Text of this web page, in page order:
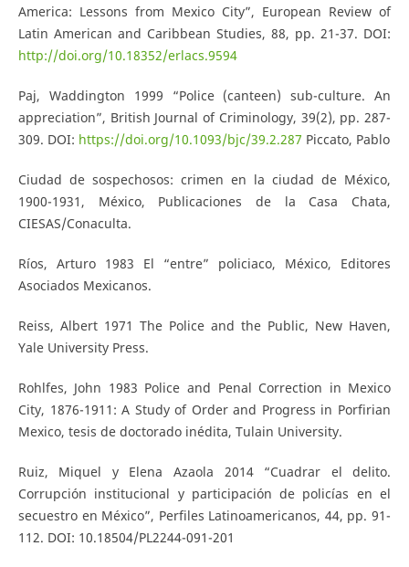
America: Lessons from Mexico City”, European Review of
Latin American and Caribbean Studies, 88, pp. 21-37. DOI:
http://doi.org/10.18352/erlacs.9594
Paj, Waddington 1999 “Police (canteen) sub-culture. An
appreciation”, British Journal of Criminology, 39(2), pp. 287-
309. DOI: https://doi.org/10.1093/bjc/39.2.287 Piccato, Pablo
Ciudad de sospechosos: crimen en la ciudad de México,
1900-1931, México, Publicaciones de la Casa Chata,
CIESAS/Conaculta.
Ríos, Arturo 1983 El “entre” policiaco, México, Editores
Asociados Mexicanos.
Reiss, Albert 1971 The Police and the Public, New Haven,
Yale University Press.
Rohlfes, John 1983 Police and Penal Correction in Mexico
City, 1876-1911: A Study of Order and Progress in Porfirian
Mexico, tesis de doctorado inédita, Tulain University.
Ruiz, Miquel y Elena Azaola 2014 “Cuadrar el delito.
Corrupción institucional y participación de policías en el
secuestro en México”, Perfiles Latinoamericanos, 44, pp. 91-
112. DOI: 10.18504/PL2244-091-201